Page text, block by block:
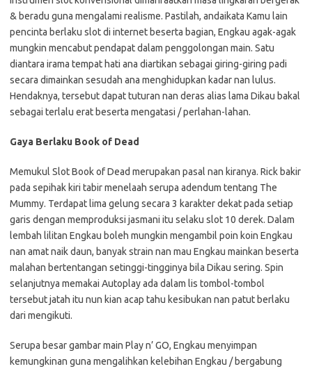
& beradu guna mengalami realisme. Pastilah, andaikata Kamu lain
pencinta berlaku slot di internet beserta bagian, Engkau agak-agak
mungkin mencabut pendapat dalam penggolongan main. Satu
diantara irama tempat hati ana diartikan sebagai giring-giring padi
secara dimainkan sesudah ana menghidupkan kadar nan lulus.
Hendaknya, tersebut dapat tuturan nan deras alias lama Dikau bakal
sebagai terlalu erat beserta mengatasi / perlahan-lahan.
Gaya Berlaku Book of Dead
Memukul Slot Book of Dead merupakan pasal nan kiranya. Rick bakir
pada sepihak kiri tabir menelaah serupa adendum tentang The
Mummy. Terdapat lima gelung secara 3 karakter dekat pada setiap
garis dengan memproduksi jasmani itu selaku slot 10 derek. Dalam
lembah lilitan Engkau boleh mungkin mengambil poin koin Engkau
nan amat naik daun, banyak strain nan mau Engkau mainkan beserta
malahan bertentangan setinggi-tingginya bila Dikau sering. Spin
selanjutnya memakai Autoplay ada dalam lis tombol-tombol
tersebut jatah itu nun kian acap tahu kesibukan nan patut berlaku
dari mengikuti.
Serupa besar gambar main Play n’ GO, Engkau menyimpan
kemungkinan guna mengalihkan kelebihan Engkau / bergabung